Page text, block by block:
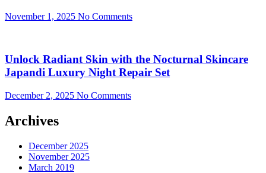
November 1, 2025 No Comments
Unlock Radiant Skin with the Nocturnal Skincare
Japandi Luxury Night Repair Set
December 2, 2025 No Comments
Archives
December 2025
November 2025
March 2019